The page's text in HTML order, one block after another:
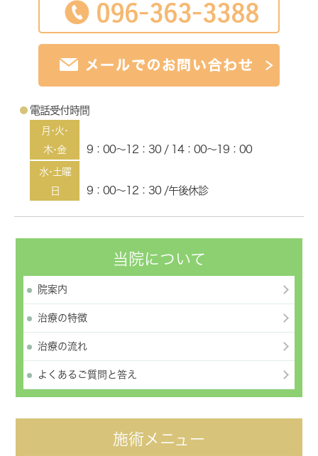
電話受付時間
月･火･
木･金
9：00～12：30 / 14：00～19：00
水･土曜
日
9：00～12：30 /午後休診
当院について
院案内
治療の特徴
治療の流れ
よくあるご質問と答え
施術メニュー